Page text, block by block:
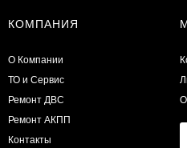
КОМПАНИЯ
О Компании
ТО и Сервис
​Ремонт ДВС
Ремонт АКПП
Контакты